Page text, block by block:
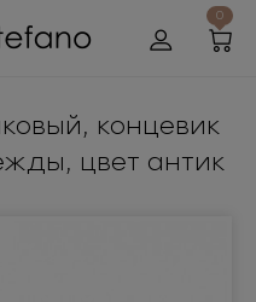
0
концевик
цвет антик